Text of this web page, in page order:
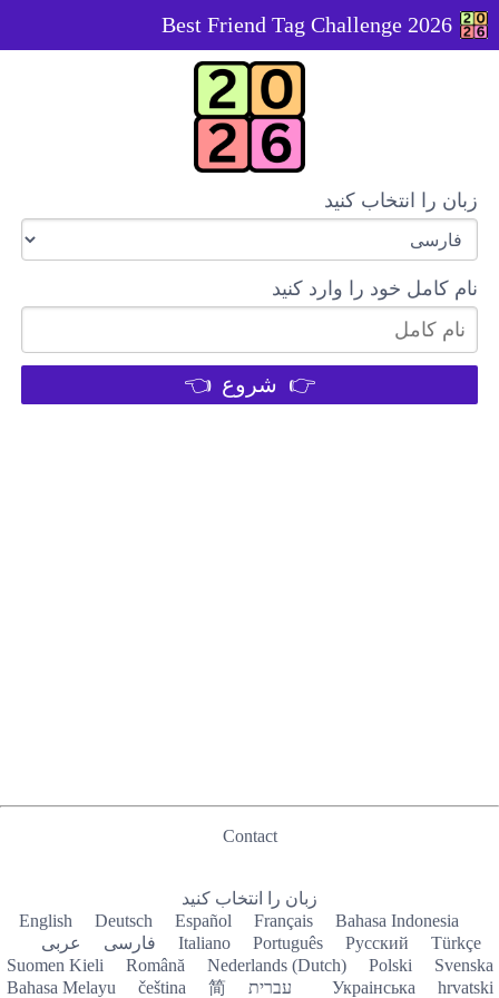
2026 Best Friend Tag Challenge
زبان را انتخاب کنید
نام کامل خود را وارد کنید
👉 شروع 👈
Contact
زبان را انتخاب کنید
English
Deutsch Español Français
Bahasa Indonesia
Italiano
Português Русский Türkçe فارسی
عربى
Suomen Kieli
Română Nederlands (Dutch) Polski
Svenska
Украiнська
hrvatski עברית Bahasa Melayu čeština 简